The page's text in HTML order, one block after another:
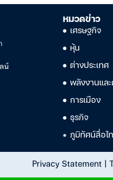
น์
หมวดข่าว
เศรษฐกิจ
หุ้น
ต่างประเทศ
พลังงานแล
การเมือง
ธุรกิจ
ภูมิทัศน์สื่อไ
Privacy Statement|